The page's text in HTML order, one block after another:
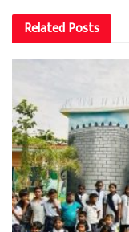
RelatedPosts